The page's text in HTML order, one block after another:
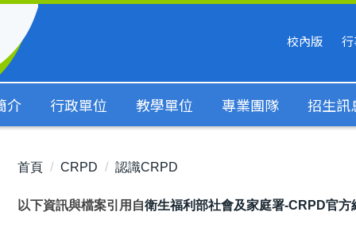
校內版
介 行政單位 教學單位 專業團隊 招生訊
首頁 CRPD 認識CRPD
以下資訊與檔案引用自衛生福利部社會及家庭署-CRPD官方